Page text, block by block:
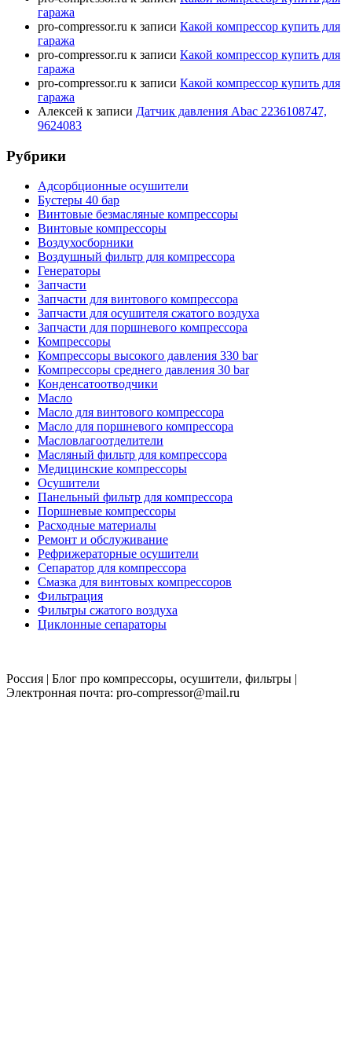
гаража
pro-compressor.ru к записи Какой компрессор купить для
гаража
pro-compressor.ru к записи Какой компрессор купить для
гаража
pro-compressor.ru к записи Какой компрессор купить для
гаража
Алексей к записи Датчик давления Abac 2236108747,
9624083
Рубрики
Адсорбционные осушители
Бустеры 40 бар
Винтовые безмасляные компрессоры
Винтовые компрессоры
Воздухосборники
Воздушный фильтр для компрессора
Генераторы
Запчасти
Запчасти для винтового компрессора
Запчасти для осушителя сжатого воздуха
Запчасти для поршневого компрессора
Компрессоры
Компрессоры высокого давления 330 bar
Компрессоры среднего давления 30 bar
Конденсатоотводчики
Масло
Масло для винтового компрессора
Масло для поршневого компрессора
Масловлагоотделители
Масляный фильтр для компрессора
Медицинские компрессоры
Осушители
Панельный фильтр для компрессора
Поршневые компрессоры
Расходные материалы
Ремонт и обслуживание
Рефрижераторные осушители
Сепаратор для компрессора
Смазка для винтовых компрессоров
Фильтрация
Фильтры сжатого воздуха
Циклонные сепараторы
Россия | Блог про компрессоры, осушители, фильтры |
Электронная почта: pro-compressor@mail.ru